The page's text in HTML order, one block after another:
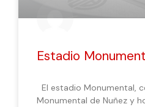
Estadio
El estadio Monumental,
Monumental de Nuñez y